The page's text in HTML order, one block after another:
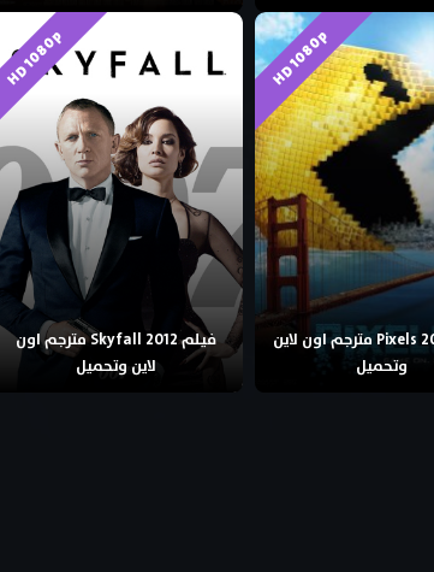
HD 1080p
فيلم Pixels 2015 مترجم اون لاين
وتحميل
HD 1080p
فيلم Skyfall 2012 مترجم اون
لاين وتحميل